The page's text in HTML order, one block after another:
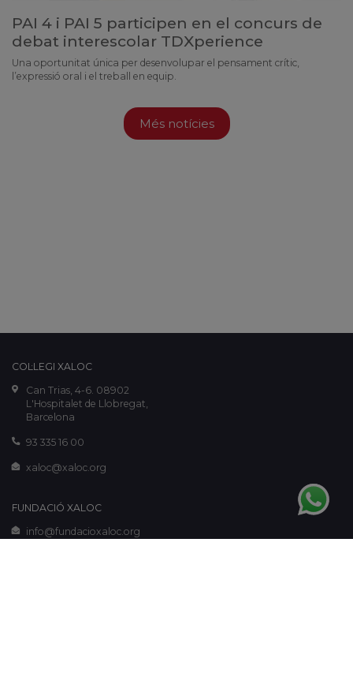
PAI 4 i PAI 5 participen en el concurs de
debat interescolar TDXperience
Una oportunitat única per desenvolupar el pensament crític,
l’expressió oral i el treball en equip.
Més notícies
COL·LEGI XALOC
Can Trias, 4-6. 08902
L'Hospitalet de Llobregat,
Barcelona
93 335 16 00
xaloc@xaloc.org
FUNDACIÓ XALOC
info@fundacioxaloc.org